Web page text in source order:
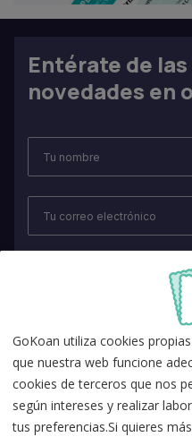
Entérate de
novedades en
Acepto lapolítica de privacidad
uso.
GoKoan utiliza cookies
que nuestra web funcione
cookies de terceros que nos
según intereses y realizar
tus preferencias.Si quieres